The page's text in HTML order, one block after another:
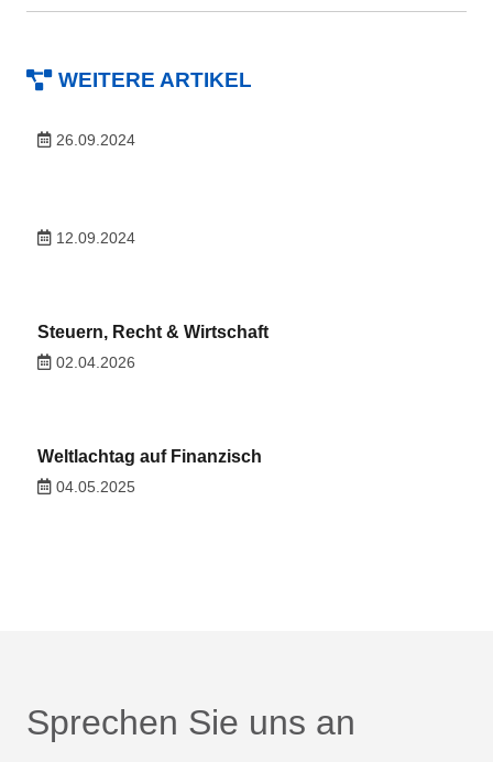
WEITERE ARTIKEL
26.09.2024
12.09.2024
Steuern, Recht & Wirtschaft
02.04.2026
Weltlachtag auf Finanzisch
04.05.2025
Sprechen Sie uns an